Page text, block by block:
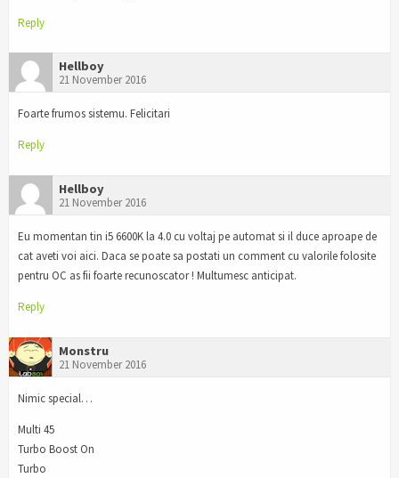
Reply
Hellboy
21 November 2016
Foarte frumos sistemu. Felicitari
Reply
Hellboy
21 November 2016
Eu momentan tin i5 6600K la 4.0 cu voltaj pe automat si il duce aproape de
cat aveti voi aici. Daca se poate sa postati un comment cu valorile folosite
pentru OC as fii foarte recunoscator ! Multumesc anticipat.
Reply
Monstru
21 November 2016
Nimic special…
Multi 45
Turbo Boost On
Turbo